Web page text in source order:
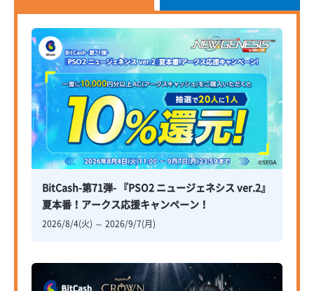
BitCash-第71弾- 『PSO2 ニュージェネシス ver.2』
夏本番！アークス応援キャンペーン！
2026/8/4(火) ～ 2026/9/7(月)